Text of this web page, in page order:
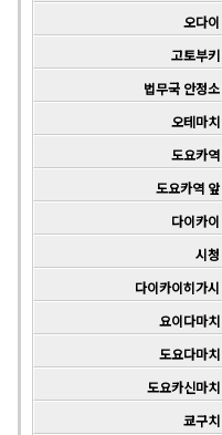
오다이
고토부키
법무국 안정소
오테마치
도요카역
도요카역 앞
다이카이
시청
다이카이히가시
요이다마치
도요다마치
도요카신마치
쿄구치